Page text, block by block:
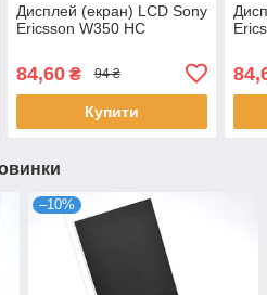
Дисплей (екран) LCD Sony
Ericsson W350 HC
84,60₴ 94 ₴
Купити
–10%